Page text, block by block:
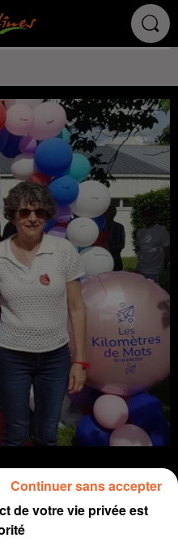
de votre vie privée est
Continuer sans accepter